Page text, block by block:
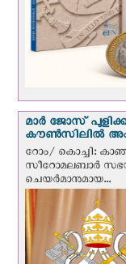
മാർ ജോസ്
കൗൺസിലിൽ
റോം/ കൊച്ചി:
സീറോമലബാർ
ചെയർമാനുമായ...